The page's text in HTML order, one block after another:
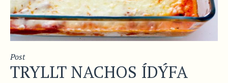
Post
TRYLLT NACHOS ÍDÝFA